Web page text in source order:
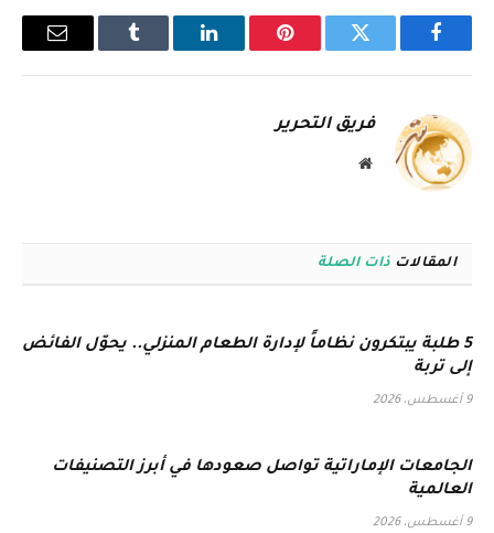
فيسبوك تويتر بينتيريستلينكدإن Tumblr
البريد
فريق التحرير
موقع
المقالات ذات الصلة
5 طلبة يبتكرون نظاماً لإدارة الطعام المنزلي.. يحوّل الفائض
إلى تربة
9 أغسطس، 2026
الجامعات الإماراتية تواصل صعودها في أبرز التصنيفات
العالمية
9 أغسطس، 2026